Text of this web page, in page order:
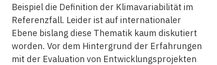
Beispiel die Definition der Klimavariabilität im
Referenzfall. Leider ist auf internationaler
Ebene bislang diese Thematik kaum diskutiert
worden. Vor dem Hintergrund der Erfahrungen
mit der Evaluation von Entwicklungsprojekten